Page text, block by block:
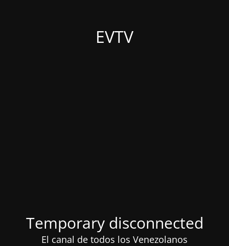
EVTV
Temporary disconnected
El canal de todos los Venezolanos